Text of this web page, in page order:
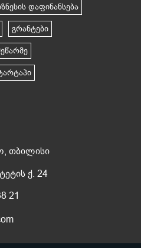
დაფინანსება
გრანტები
თბილისი
ქ. 24
21